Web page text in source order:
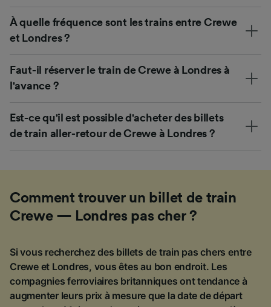
À quelle fréquence sont les trains entre Crewe
et Londres ?
Faut-il réserver le train de Crewe à Londres à
l'avance ?
Est-ce qu'il est possible d'acheter des billets
de train aller-retour de Crewe à Londres ?
Comment trouver un billet de train
Crewe — Londres pas cher ?
Si vous recherchez des billets de train pas chers entre
Crewe et Londres, vous êtes au bon endroit. Les
compagnies ferroviaires britanniques ont tendance à
augmenter leurs prix à mesure que la date de départ